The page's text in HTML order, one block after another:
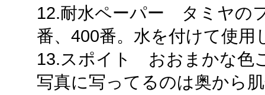
12.耐水ペーパー タミヤの
番、400番。水を付けて使用
13.スポイト おおまかな色
写真に写ってるのは奥から